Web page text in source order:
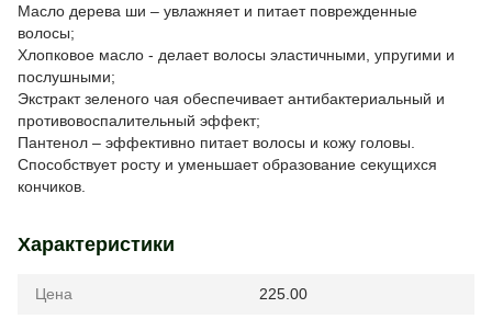
Масло дерева ши – увлажняет и питает поврежденные
волосы;
Хлопковое масло - делает волосы эластичными, упругими и
послушными;
Экстракт зеленого чая обеспечивает антибактериальный и
противовоспалительный эффект;
Пантенол – эффективно питает волосы и кожу головы.
Способствует росту и уменьшает образование секущихся
кончиков.
Характеристики
Цена 225.00